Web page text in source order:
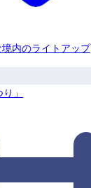
内のライトアップ